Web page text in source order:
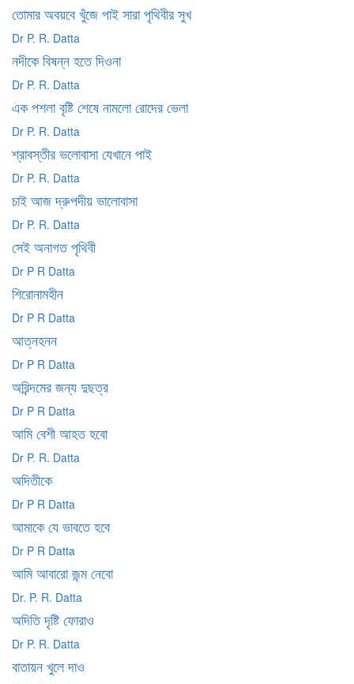
তোমার অবয়বে খুঁজে পাই সারা পৃথিবীর সুখ
Dr P. R. Datta
নদীকে বিষন্ন হতে দিওনা
Dr P. R. Datta
এক পশলা বৃষ্টি শেষে নামলো রোদের ভেলা
Dr P. R. Datta
শ্রাবস্তীর ভলোবাসা যেখানে পাই
Dr P. R. Datta
চাই আজ দ্রুপদীয় ভালোবাসা
Dr P. R. Datta
সেই অনাগত পৃথিবী
Dr P R Datta
শিরোনামহীন
Dr P R Datta
আত্নহনন
Dr P R Datta
অরিন্দমের জন্য দুছত্র
Dr P R Datta
আমি বেশী আহত হবো
Dr P. R. Datta
অদিতীকে
Dr P R Datta
আমাকে যে ভাবতে হবে
Dr P R Datta
আমি আবারো জন্ম নেবো
Dr. P. R. Datta
অদিতি দৃষ্টি ফোরাও
Dr P. R. Datta
বাতায়ন খুলে দাও